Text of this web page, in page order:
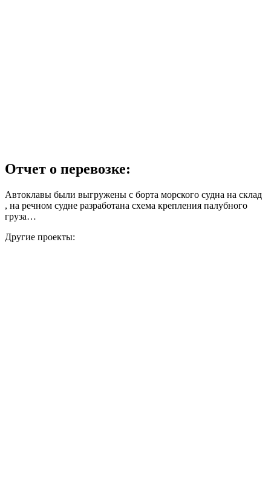
Отчет о перевозке:
Автоклавы были выгружены с борта морского судна на склад
, на речном судне разработана схема крепления палубного
груза…
Другие проекты: